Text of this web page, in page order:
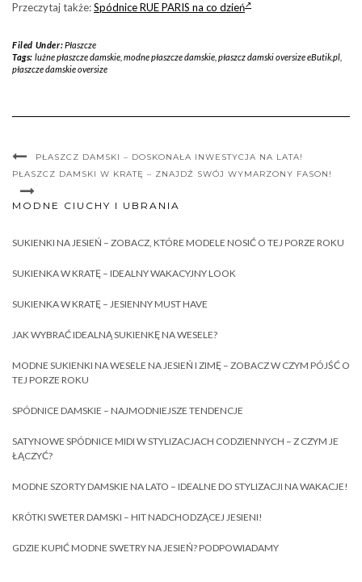
Przeczytaj także:Spódnice RUE PARIS na co dzień
Filed Under:Płaszcze
Tags: luźne płaszcze damskie, modne płaszcze damskie, płaszcz damski oversize eButik.pl,
płaszcze damskie oversize
PŁASZCZ DAMSKI – DOSKONAŁA INWESTYCJA NA LATA!
PŁASZCZ DAMSKI W KRATĘ – ZNAJDŹ SWÓJ WYMARZONY FASON!
MODNE CIUCHY I UBRANIA
SUKIENKI NA JESIEŃ – ZOBACZ, KTÓRE MODELE NOSIĆ O TEJ PORZE ROKU
SUKIENKA W KRATĘ – IDEALNY WAKACYJNY LOOK
SUKIENKA W KRATĘ – JESIENNY MUST HAVE
JAK WYBRAĆ IDEALNĄ SUKIENKĘ NA WESELE?
MODNE SUKIENKI NA WESELE NA JESIEŃ I ZIMĘ – ZOBACZ W CZYM PÓJŚĆ O
TEJ PORZE ROKU
SPÓDNICE DAMSKIE – NAJMODNIEJSZE TENDENCJE
SATYNOWE SPÓDNICE MIDI W STYLIZACJACH CODZIENNYCH – Z CZYM JE
ŁĄCZYĆ?
MODNE SZORTY DAMSKIE NA LATO – IDEALNE DO STYLIZACJI NA WAKACJE!
KRÓTKI SWETER DAMSKI – HIT NADCHODZĄCEJ JESIENI!
GDZIE KUPIĆ MODNE SWETRY NA JESIEŃ? PODPOWIADAMY